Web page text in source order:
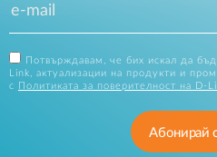
Потвърждавам, че бих искал да
Link, актуализации на продукти и
с
Политиката за поверителност на D-
Абонирай